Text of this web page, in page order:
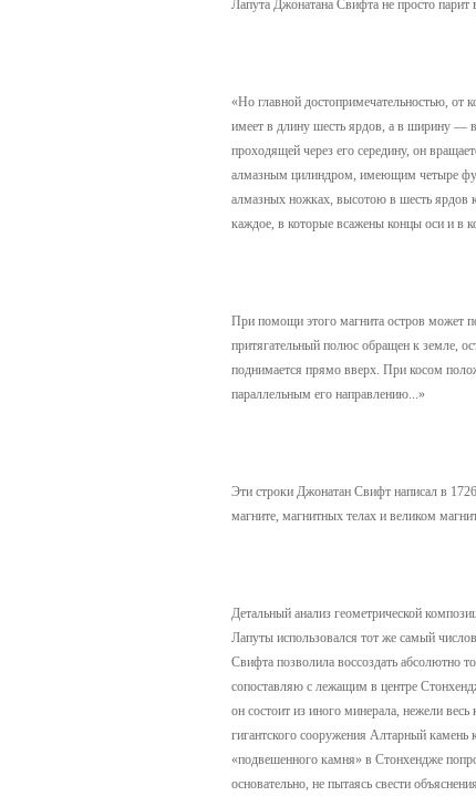
Лапута Джонатана Свифта не просто
«Но главной достопримечательностью, от
имеет в длину шесть ярдов, а в ширину —
проходящей через его середину, он
алмазным цилиндром, имеющим четыре
алмазных ножках, высотою в шесть ярдов
каждое, в которые всажены концы оси и в
При помощи этого магнита остров может
притягательный полюс обращен к земле,
поднимается прямо вверх. При косом
параллельным его направлению...»
Эти строки Джонатан Свифт написал в
магните, магнитных телах и великом
Детальный анализ геометрической
Лапуты использовался тот же самый
Свифта позволила воссоздать абсолютно
сопоставляю с лежащим в центре
он состоит из иного минерала, нежели
гигантского сооружения Алтарный
«подвешенного камня» в Стонхендже
основательно, не пытаясь свести